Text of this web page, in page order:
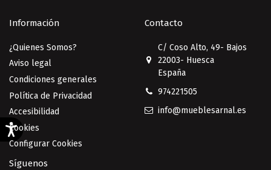
Información
¿Quienes Somos?
Aviso legal
Condiciones generales
Política de Privacidad
Accesibilidad
Cookies
Configurar Cookies
Contacto
C/ Coso Alto, 49- Bajos
22003- Huesca
España
974221505
info@mueblesarnal.es
Síguenos